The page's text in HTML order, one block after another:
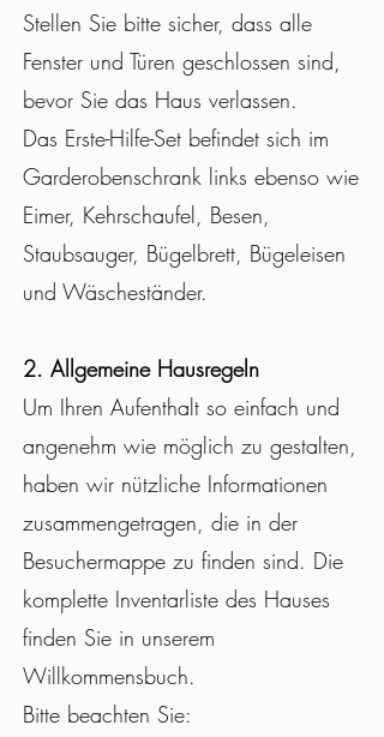
Stellen Sie bitte sicher, dass alle
Fenster und Türen geschlossen sind,
bevor Sie das Haus verlassen.
Das Erste-Hilfe-Set befindet sich im
Garderobenschrank links ebenso wie
Eimer, Kehrschaufel, Besen,
Staubsauger, Bügelbrett, Bügeleisen
und Wäscheständer.
2. Allgemeine Hausregeln
Um Ihren Aufenthalt so einfach und
angenehm wie möglich zu gestalten,
haben wir nützliche Informationen
zusammengetragen, die in der
Besuchermappe zu finden sind. Die
komplette Inventarliste des Hauses
finden Sie in unserem
Willkommensbuch.
Bitte beachten Sie: